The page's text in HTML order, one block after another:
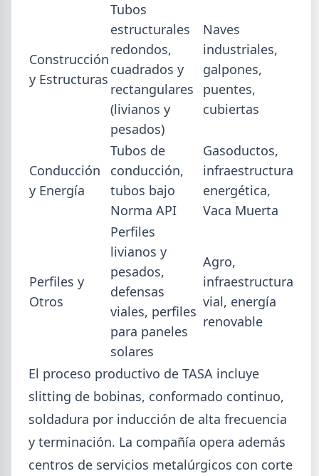
Perfiles.com.ar abrió su tercera
sucursal en zona norte: llegó a San
La distribuidora siderometalúrgica, fundada en
1974 en San Fernando, sumó un local sobre Av.
Andrés Rolón, su primer punto de venta en San
Isidro.
ADIMRA 2026-07-28
Informe ADIMRA junio 2026: la
producción metalúrgica cayó 4,6%
La producción metalúrgica acumula una baja de
Construcción
y Estructuras
Tubos
estructurales
redondos,
cuadrados y
rectangulares
(livianos y
pesados)
Naves
industriales,
galpones,
puentes,
cubiertas
Conducción
y Energía
Tubos de
conducción,
tubos bajo
Norma API
Gasoductos,
infraestructura
energética,
Vaca Muerta
Perfiles y
Otros
Perfiles
livianos y
pesados,
defensas
viales, perfiles
para paneles
solares
Agro,
infraestructura
vial, energía
renovable
El proceso productivo de TASA incluye
slitting de bobinas, conformado continuo,
soldadura por inducción de alta frecuencia
y terminación. La compañía opera además
centros de servicios metalúrgicos con corte